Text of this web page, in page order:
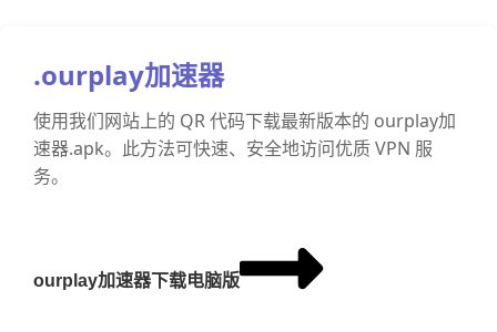
.ourplay加速器
使用我们网站上的 QR 代码下载最新版本的 ourplay加
速器.apk。此方法可快速、安全地访问优质 VPN 服
务。
ourplay加速器下载电脑版